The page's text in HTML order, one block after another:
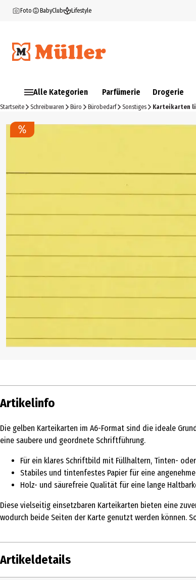
Foto BabyClub Lifestyle
Alle Kategorien Parfümerie Drogerie
Startseite Schreibwaren Büro Bürobedarf Sonstiges Karteikarten
Artikelinfo
Die gelben Karteikarten im A6-Format sind die ideale
eine saubere und geordnete Schriftführung.
Für ein klares Schriftbild mit Füllhaltern, Tinten-
Stabiles und tintenfestes Papier für eine
Holz- und säurefreie Qualität für eine lange
Diese vielseitig einsetzbaren Karteikarten bieten eine
wodurch beide Seiten der Karte genutzt werden können.
Artikeldetails